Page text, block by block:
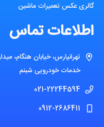
گالری عکس تعمیرات ماشین
اطلاعات تماس
تهرانپارس، خیابان هنگام،
خدمات خودرویی شبنم
021-22244594
0912-2686411